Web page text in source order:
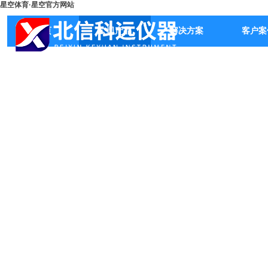
星空体育·星空官方网站
首页 公司产品 解决方案 客户